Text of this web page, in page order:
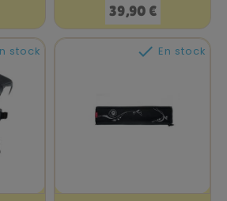
Prix
39,90 €
stock  En stock